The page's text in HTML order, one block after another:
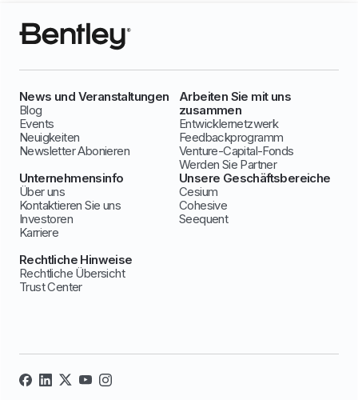
News und Veranstaltungen
Blog
Events
Neuigkeiten
Newsletter Abonieren
Arbeiten Sie mit uns
zusammen
Entwicklernetzwerk
Feedbackprogramm
Venture-Capital-Fonds
Werden Sie Partner
Unternehmensinfo
Über uns
Kontaktieren Sie uns
Investoren
Karriere
Unsere Geschäftsbereiche
Cesium
Cohesive
Seequent
Rechtliche Hinweise
Rechtliche Übersicht
Trust Center